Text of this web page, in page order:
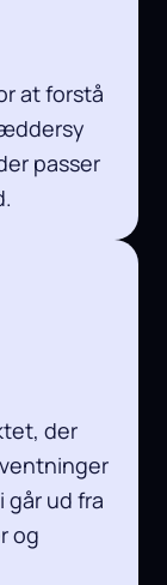
at forstå
passer
der
går ud fra
og